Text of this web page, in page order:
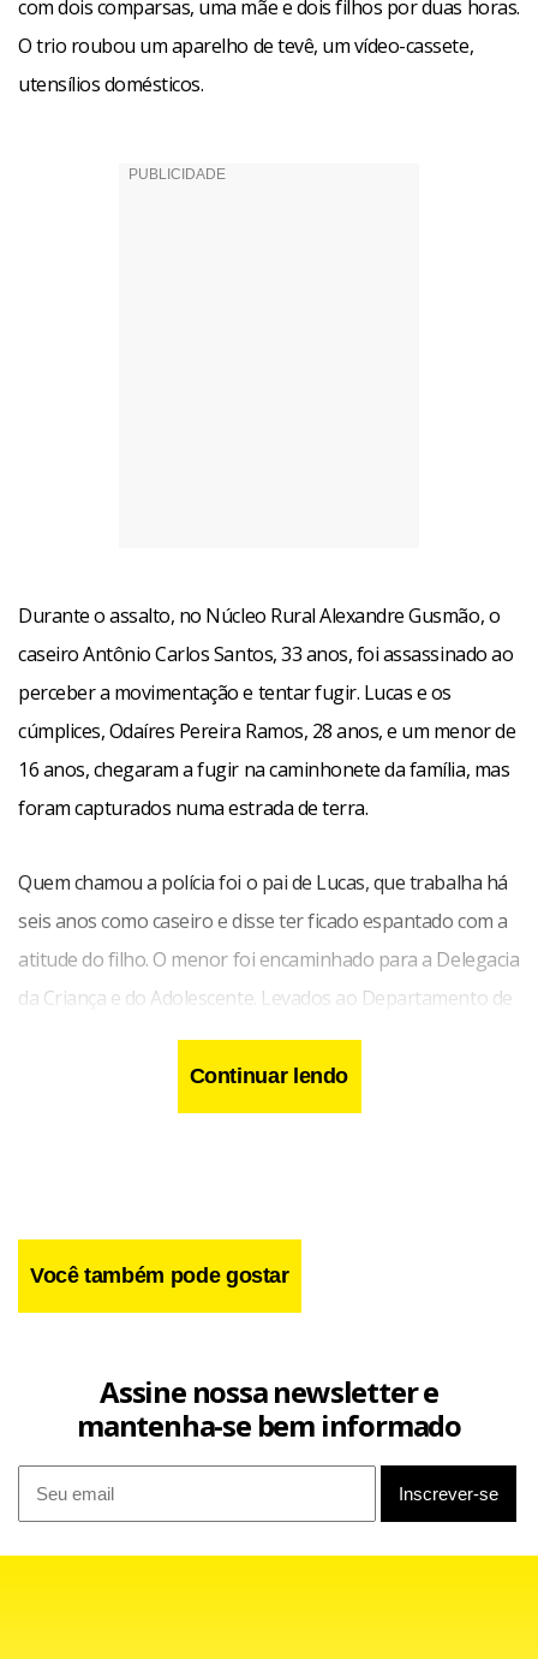
com dois comparsas, uma mãe e dois filhos por duas horas.
O trio roubou um aparelho de tevê, um vídeo-cassete,
utensílios domésticos.
Durante o assalto, no Núcleo Rural Alexandre Gusmão, o
caseiro Antônio Carlos Santos, 33 anos, foi assassinado ao
perceber a movimentação e tentar fugir. Lucas e os
cúmplices, Odaíres Pereira Ramos, 28 anos, e um menor de
16 anos, chegaram a fugir na caminhonete da família, mas
foram capturados numa estrada de terra.
Quem chamou a polícia foi o pai de Lucas, que trabalha há
seis anos como caseiro e disse ter ficado espantado com a
atitude do filho. O menor foi encaminhado para a Delegacia
da Criança e do Adolescente. Levados ao Departamento de
Polícia Especializada, Lucas e Odaíres foram indiciados por
latrocínio, que tem pena de 20 a 30 anos de prisão.
Continuar lendo
Você também pode gostar
Assine nossa newsletter e
mantenha-se bem informado